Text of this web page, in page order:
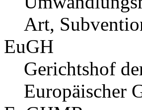
Art,
EuGH
Gerichtshof
Europäischer